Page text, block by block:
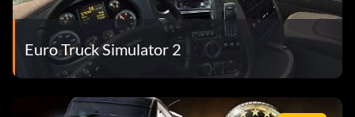
Euro Truck Simulator 2